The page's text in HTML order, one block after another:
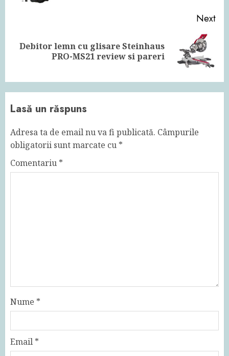
Next
Next
Debitor lemn cu glisare Steinhaus
PRO-MS21 review si pareri
Lasă un răspuns
Adresa ta de email nu va fi publicată. Câmpurile
obligatorii sunt marcate cu *
Comentariu *
Nume *
Email *